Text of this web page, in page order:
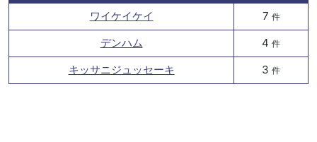
ワイケイケイ
7 件
デンハム 4 件
キッサニジュッセーキ 3 件